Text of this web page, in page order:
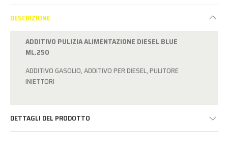
DESCRIZIONE
ADDITIVO PULIZIA ALIMENTAZIONE DIESEL BLUE
ML.250
ADDITIVO GASOLIO, ADDITIVO PER DIESEL, PULITORE
INIETTORI
DETTAGLI DEL PRODOTTO